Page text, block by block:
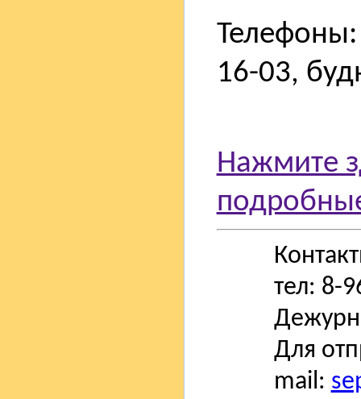
16-03,
Нажмите
тел: 8-
Для
mail: